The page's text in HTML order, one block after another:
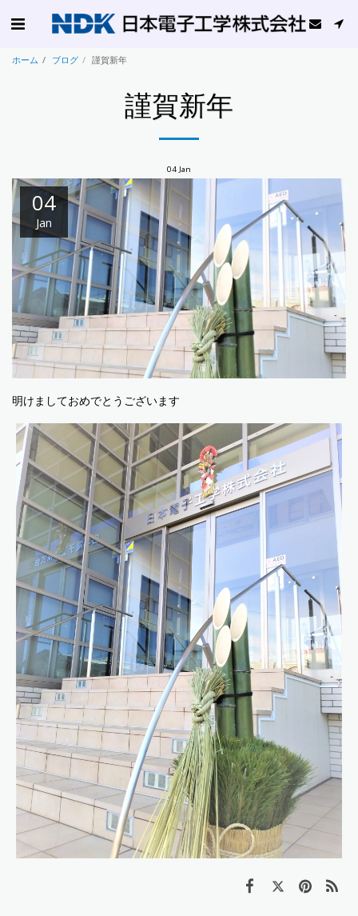
ホーム ブログ 謹賀新年
謹賀新年
04 Jan
04
Jan
明けましておめでとうございます